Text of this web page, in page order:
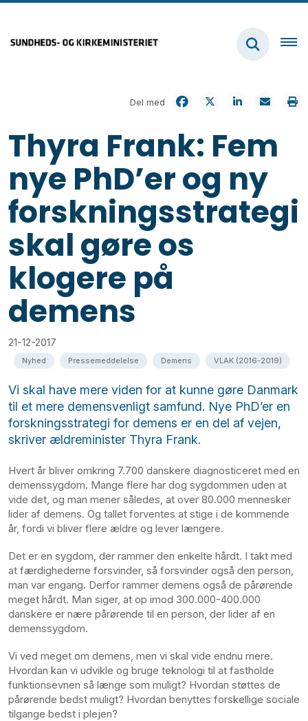
Del med
Thyra Frank: Fem
nye PhD’er og ny
forskningsstrategi
skal gøre os
klogere på
demens
21-12-2017
Nyhed Pressemeddelelse Demens VLAK (2016-2019)
Vi skal have mere viden for at kunne gøre Danmark
til et mere demensvenligt samfund. Nye PhD’er en
forskningsstrategi for demens er en del af vejen,
skriver ældreminister Thyra Frank.
Hvert år bliver omkring 7.700 danskere diagnosticeret med en
demenssygdom. Mange flere har dog sygdommen uden at
vide det, og man mener således, at over 80.000 mennesker
lider af demens. Og tallet forventes at stige i de kommende
år, fordi vi bliver flere ældre og lever længere.
Det er en sygdom, der rammer den enkelte hårdt. I takt med
at færdighederne forsvinder, så forsvinder også den person,
man var engang. Derfor rammer demens også de pårørende
meget hårdt. Man siger, at op imod 300.000-400.000
danskere er nære pårørende til en person, der lider af en
demenssygdom.
Vi ved meget om demens, men vi skal vide endnu mere.
Hvordan kan vi udvikle og bruge teknologi til at fastholde
funktionsevnen så længe som muligt? Hvordan støttes de
pårørende bedst muligt? Hvordan benyttes forskellige sociale
tilgange bedst i plejen?